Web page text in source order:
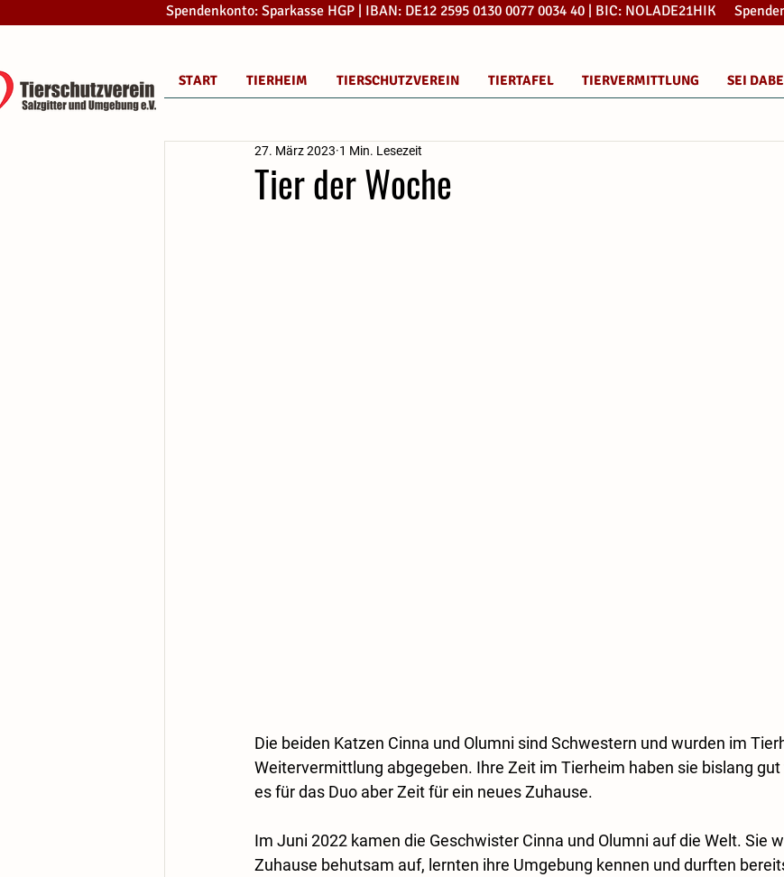
Spendenkonto: Sparkasse HGP | IBAN: DE12 2595 0130 0077 0034 40 | BIC: NOLADE21HIK
START TIERHEIM TIERSCHUTZVEREIN TIERTAFEL TIERVERMITTLUNG SEI
Tier der Woche
27. März 2023 1 Min. Lesezeit
Die beiden Katzen Cinna und Olumni sind Schwestern und wurden im
Weitervermittlung abgegeben. Ihre Zeit im Tierheim haben sie bislang
es für das Duo aber Zeit für ein neues Zuhause.
Im Juni 2022 kamen die Geschwister Cinna und Olumni auf die Welt. Sie
Zuhause behutsam auf, lernten ihre Umgebung kennen und durften